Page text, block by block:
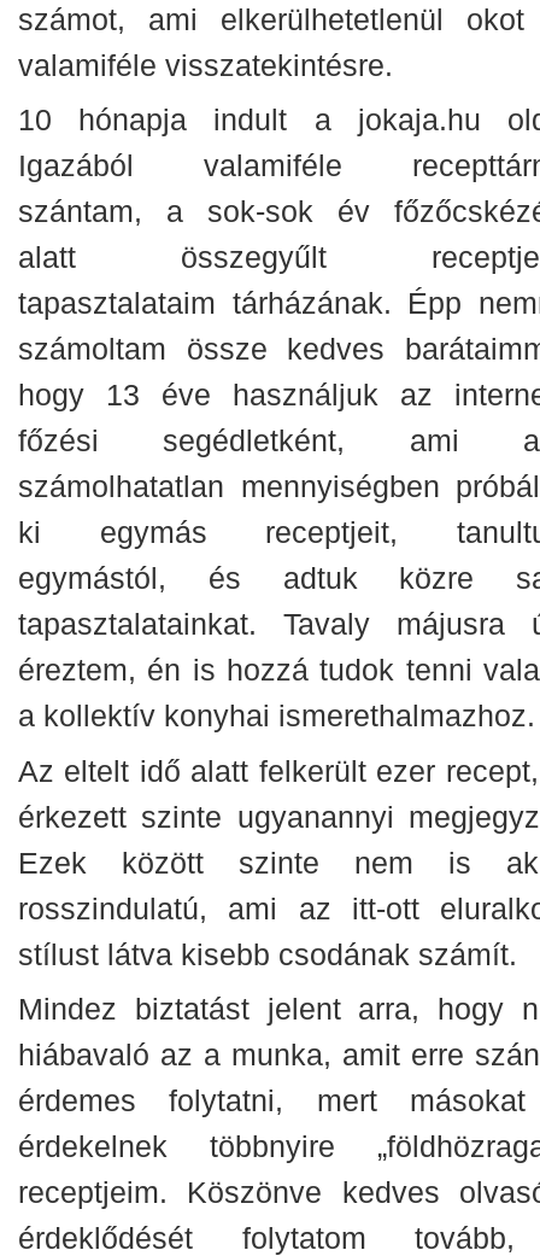
számot, ami elkerülhetetlenül
valamiféle visszatekintésre.
10 hónapja indult a jokaja.hu
Igazából valamiféle
szántam, a sok-sok év
alatt összegyűlt
tapasztalataim tárházának. Épp
számoltam össze kedves
hogy 13 éve használjuk az
főzési segédletként, ami
számolhatatlan mennyiségben
ki egymás receptjeit,
egymástól, és adtuk közre
tapasztalatainkat. Tavaly májusra
éreztem, én is hozzá tudok tenni
a kollektív konyhai ismerethalmazhoz.
Az eltelt idő alatt felkerült ezer
érkezett szinte ugyanannyi
Ezek között szinte nem is
rosszindulatú, ami az itt-ott
stílust látva kisebb csodának számít.
Mindez biztatást jelent arra, hogy
hiábavaló az a munka, amit erre
érdemes folytatni, mert
érdekelnek többnyire
receptjeim. Köszönve kedves
érdeklődését folytatom